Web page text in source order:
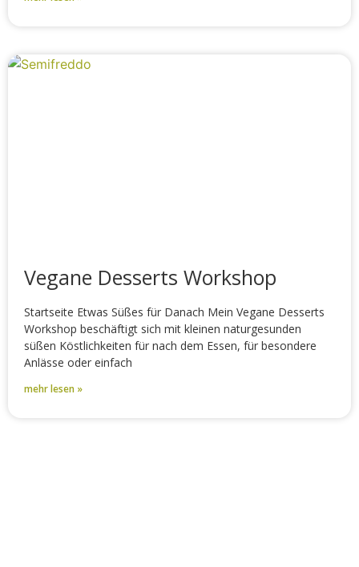
Vegane Desserts Workshop
Startseite Etwas Süßes für Danach Mein Vegane Desserts
Workshop beschäftigt sich mit kleinen naturgesunden
süßen Köstlichkeiten für nach dem Essen, für besondere
Anlässe oder einfach
mehr lesen »